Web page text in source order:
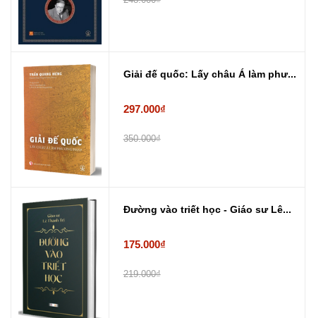
Giải đế quốc: Lấy châu Á làm phư...
297.000₫
350.000₫
Đường vào triết học - Giáo sư Lê...
175.000₫
219.000₫